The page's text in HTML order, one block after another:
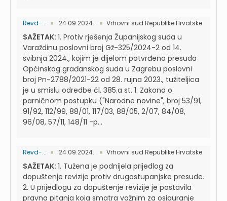
Revd-... 24.09.2024. Vrhovni sud Republike Hrvatske
SAŽETAK: 1. Protiv rješenja Županijskog suda u
Varaždinu poslovni broj Gž-325/2024-2 od 14.
svibnja 2024., kojim je dijelom potvrđena presuda
Općinskog građanskog suda u Zagrebu poslovni
broj Pn-2788/2021-22 od 28. rujna 2023., tužiteljica
je u smislu odredbe čl. 385.a st. 1. Zakona o
parničnom postupku ("Narodne novine", broj 53/91,
91/92, 112/99, 88/01, 117/03, 88/05, 2/07, 84/08,
96/08, 57/11, 148/11 -p...
Revd-... 24.09.2024. Vrhovni sud Republike Hrvatske
SAŽETAK: 1. Tužena je podnijela prijedlog za
dopuštenje revizije protiv drugostupanjske presude.
2. U prijedlogu za dopuštenje revizije je postavila
pravna pitanja koja smatra važnim za osiguranje